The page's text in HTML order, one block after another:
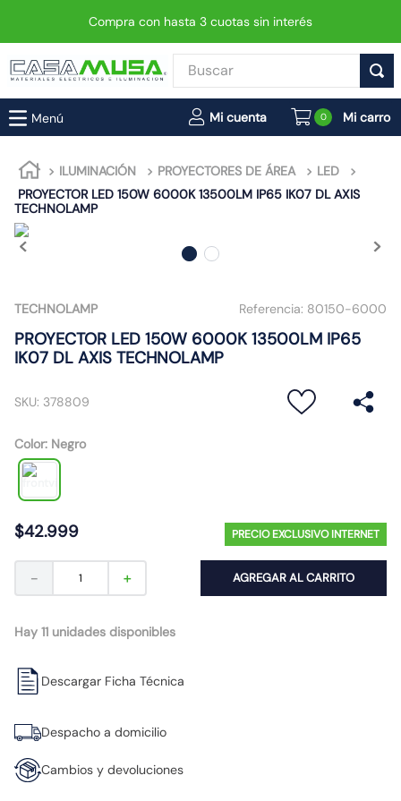
Compra con hasta 3 cuotas sin interés
Buscar
0
ILUMINACIÓN PROYECTORES DE ÁREA
LED
PROYECTOR LED 150W 6000K 13500LM IP65 IK07 DL AXIS
TECHNOLAMP
TECHNOLAMP Referencia: 80150-6000
PROYECTOR LED 150W 6000K 13500LM IP65
IK07 DL AXIS TECHNOLAMP
SKU: 378809
Color: Negro
$42.999 PRECIO EXCLUSIVO INTERNET
＋
－ AGREGAR AL CARRITO
Hay 11 unidades disponibles
Descargar Ficha Técnica
Despacho a domicilio
Cambios y devoluciones
TÉRMINOS MÁS BUSCADOS
1.
interruptor
2.
enchufe
3.
luminaria vial led neo
5.
8.